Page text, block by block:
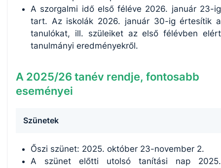
A szorgalmi idő első féléve 2026. január 23-ig
tart. Az iskolák 2026. január 30-ig értesítik a
tanulókat, ill. szüleiket az első félévben elért
tanulmányi eredményekről.
A 2025/26 tanév rendje, fontosabb
eseményei
Szünetek
Őszi szünet: 2025. október 23-november 2.
A szünet előtti utolsó tanítási nap 2025.